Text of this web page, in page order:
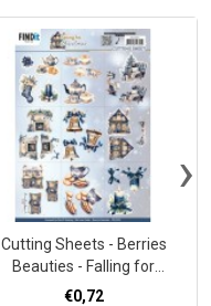
Cutting Sheets - Berries
Beauties - Falling for
Christmas - Mini
€0,72
›